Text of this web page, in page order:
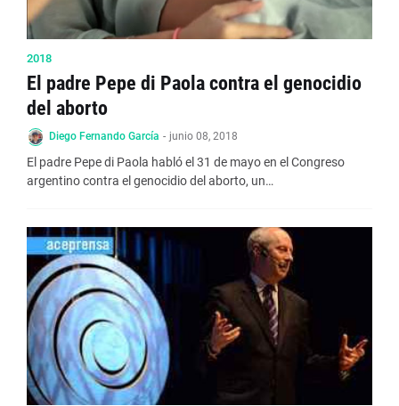
2018
El padre Pepe di Paola contra el genocidio
del aborto
Diego Fernando García - junio 08, 2018
El padre Pepe di Paola habló el 31 de mayo en el Congreso
argentino contra el genocidio del aborto, un…